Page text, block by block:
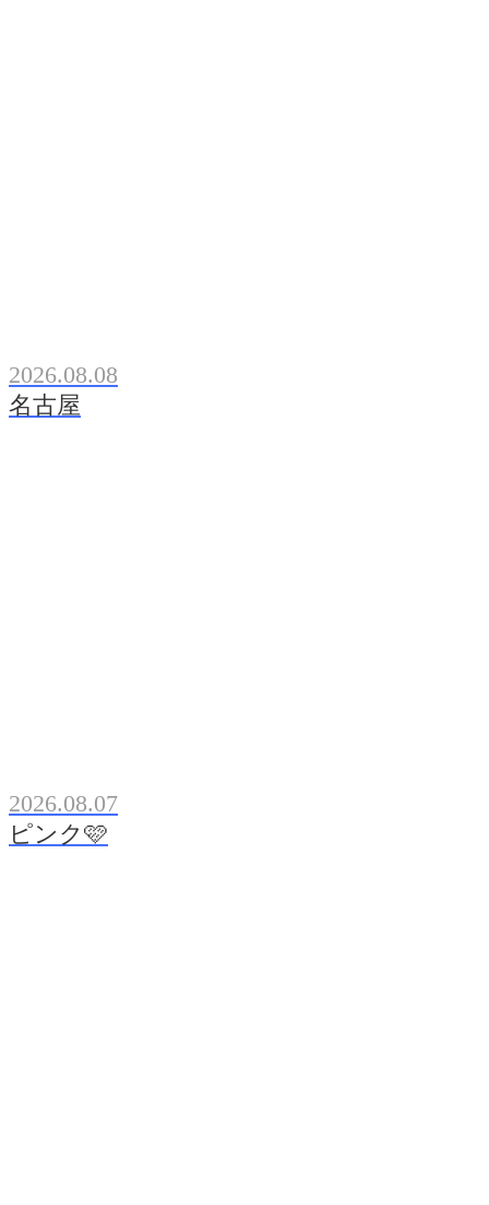
2026.08.08
名古屋
2026.08.07
ピンク🩷